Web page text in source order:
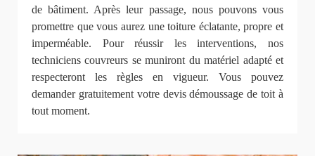
de bâtiment. Après leur passage, nous pouvons vous
promettre que vous aurez une toiture éclatante, propre et
imperméable. Pour réussir les interventions, nos
techniciens couvreurs se muniront du matériel adapté et
respecteront les règles en vigueur. Vous pouvez
demander gratuitement votre devis démoussage de toit à
tout moment.